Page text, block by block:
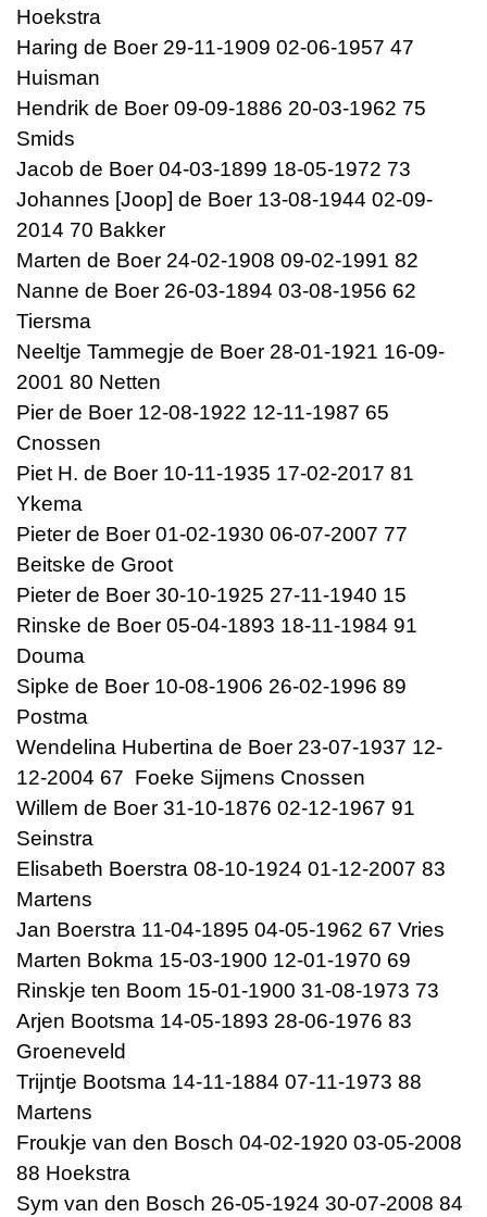
Hoekstra
Haring de Boer 29-11-1909 02-06-1957 47
Huisman
Hendrik de Boer 09-09-1886 20-03-1962 75
Smids
Jacob de Boer 04-03-1899 18-05-1972 73
Johannes [Joop] de Boer 13-08-1944 02-09-
2014 70 Bakker
Marten de Boer 24-02-1908 09-02-1991 82
Nanne de Boer 26-03-1894 03-08-1956 62
Tiersma
Neeltje Tammegje de Boer 28-01-1921 16-09-
2001 80 Netten
Pier de Boer 12-08-1922 12-11-1987 65
Cnossen
Piet H. de Boer 10-11-1935 17-02-2017 81
Ykema
Pieter de Boer 01-02-1930 06-07-2007 77
Beitske de Groot
Pieter de Boer 30-10-1925 27-11-1940 15
Rinske de Boer 05-04-1893 18-11-1984 91
Douma
Sipke de Boer 10-08-1906 26-02-1996 89
Postma
Wendelina Hubertina de Boer 23-07-1937 12-
12-2004 67 Foeke Sijmens Cnossen
Willem de Boer 31-10-1876 02-12-1967 91
Seinstra
Elisabeth Boerstra 08-10-1924 01-12-2007 83
Martens
Jan Boerstra 11-04-1895 04-05-1962 67 Vries
Marten Bokma 15-03-1900 12-01-1970 69
Rinskje ten Boom 15-01-1900 31-08-1973 73
Arjen Bootsma 14-05-1893 28-06-1976 83
Groeneveld
Trijntje Bootsma 14-11-1884 07-11-1973 88
Martens
Froukje van den Bosch 04-02-1920 03-05-2008
88 Hoekstra
Sym van den Bosch 26-05-1924 30-07-2008 84